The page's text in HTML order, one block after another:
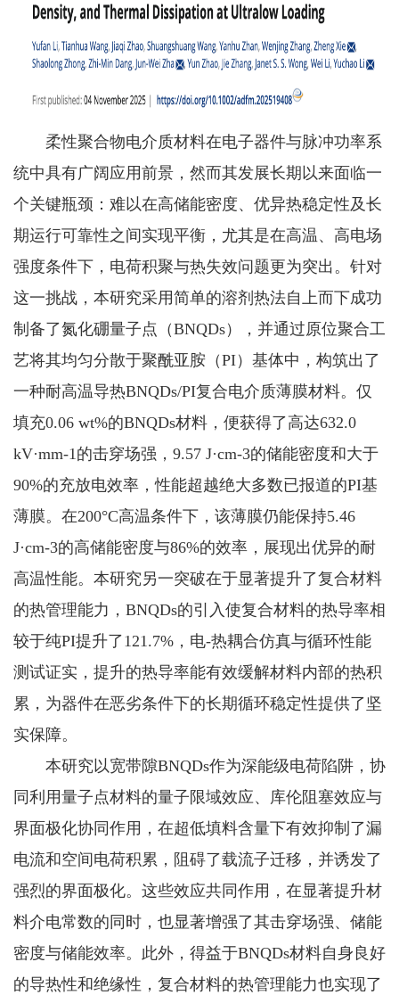
柔性聚合物电介质材料在电子器件与脉冲功率系
统中具有广阔应用前景，然而其发展长期以来面临一
个关键瓶颈：难以在高储能密度、优异热稳定性及长
期运行可靠性之间实现平衡，尤其是在高温、高电场
强度条件下，电荷积聚与热失效问题更为突出。针对
这一挑战，本研究采用简单的溶剂热法自上而下成功
制备了氮化硼量子点（BNQDs），并通过原位聚合工
艺将其均匀分散于聚酰亚胺（PI）基体中，构筑出了
一种耐高温导热BNQDs/PI复合电介质薄膜材料。仅
填充0.06 wt%的BNQDs材料，便获得了高达632.0
kV·mm-1的击穿场强，9.57 J·cm-3的储能密度和大于
90%的充放电效率，性能超越绝大多数已报道的PI基
薄膜。在200°C高温条件下，该薄膜仍能保持5.46
J·cm-3的高储能密度与86%的效率，展现出优异的耐
高温性能。本研究另一突破在于显著提升了复合材料
的热管理能力，BNQDs的引入使复合材料的热导率相
较于纯PI提升了121.7%，电-热耦合仿真与循环性能
测试证实，提升的热导率能有效缓解材料内部的热积
累，为器件在恶劣条件下的长期循环稳定性提供了坚
实保障。
本研究以宽带隙BNQDs作为深能级电荷陷阱，协
同利用量子点材料的量子限域效应、库伦阻塞效应与
界面极化协同作用，在超低填料含量下有效抑制了漏
电流和空间电荷积累，阻碍了载流子迁移，并诱发了
强烈的界面极化。这些效应共同作用，在显著提升材
料介电常数的同时，也显著增强了其击穿场强、储能
密度与储能效率。此外，得益于BNQDs材料自身良好
的导热性和绝缘性，复合材料的热管理能力也实现了